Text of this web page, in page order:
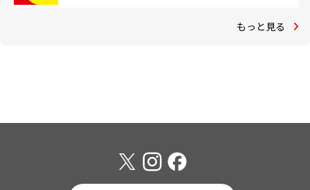
もっと見る